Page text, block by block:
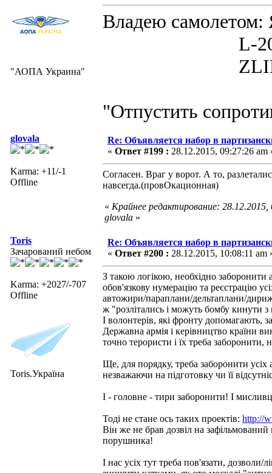
"АОПА Украина"
Владею
L-200D
ZLIN 526
"Отпустить
glovala
Karma: +11/-1
Offline
Re: Объявляется набор в
« Ответ #199 : 28.12.2015, 09:27:26 am
Согласен. Враг у ворот. А то,
навсегда.(провОкационная)
« Крайнее редактирование:
glovala »
Toris
Зачарований небом
Karma: +2027/-707
Offline
Toris.Україна
Re: Объявляется набор в
« Ответ #200 : 28.12.2015, 10:08:11 am
З такою логікою, необхідно заборонити
обов'язкову нумерацію та реєстрацію
автожири/параплани/дельтаплани/
ж "розлітались і можуть бомбу кинути
І волонтерів, які фронту допомагають,
Державна армія і керівництво країни
точно терористи і їх треба
Ще, для порядку, треба заборонити
незважаючи на підготовку чи її
І - головне - тири заборонити! І
Тоді не стане ось таких проектів: http://
Він же не брав дозвіл на
порушника!
І нас усіх тут треба пов'язати, дозволи/